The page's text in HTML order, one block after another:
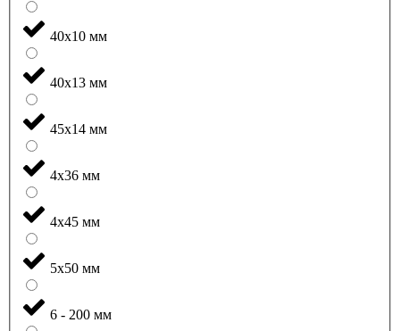
40x10 мм
40x13 мм
45x14 мм
4x36 мм
4x45 мм
5x50 мм
6 - 200 мм